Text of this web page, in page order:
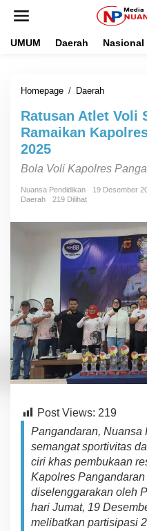
UMUM Daerah Nasional
Homepage / Daerah
t
u
s
n
t
V
o
i
e
-
J
a
w
a
B
a
t
R
a
m
a
i
k
a
n
Ratusan Atlet Voli
Ramaikan
2025
Bola Voli Kapolres
Nuansa Pendidikan
19 Desember
Daerah
219 Dilihat
Post Views: 219
Pangandaran,
semangatsportivitas
ciri khas pembukaan
Kapolres
diselenggarakan oleh
hari Jumat, 19
melibatkan partisipasi